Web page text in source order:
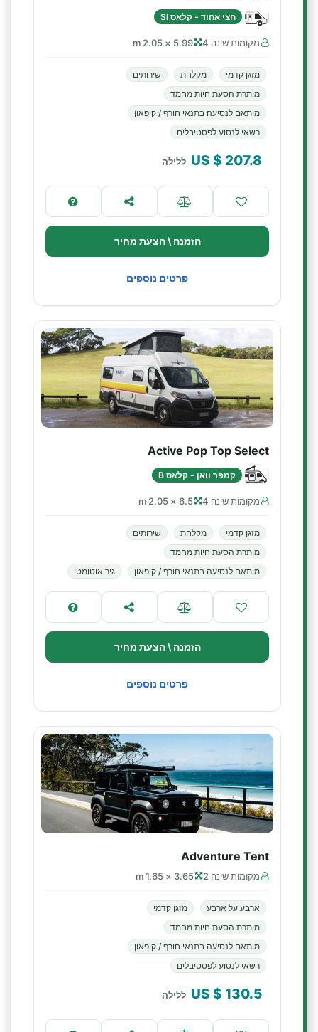
חצי אחוד - קלאס SI
מקומות שינה 4 5.99 × 2.05 m
מזגן קדמי מקלחת
שירותים
מותרת הסעת חיות מחמד
מותאם לנסיעה בתנאי חורף / קיפאון
רשאי לנסוע לפסטיבלים
207.8
$ US ללילה
הזמנה \ הצעת מחיר
פרטים נוספים
Active Pop Top Select
קמפר וואן - קלאס B
מקומות שינה 4 6.5 × 2.05 m
מזגן קדמי מקלחת
שירותים
מותרת הסעת חיות מחמד
מותאם לנסיעה בתנאי חורף / קיפאון
גיר אוטומטי
הזמנה \ הצעת מחיר
פרטים נוספים
Adventure Tent
מקומות שינה 2 3.65 × 1.65 m
ארבע על ארבע
מזגן קדמי
מותרת הסעת חיות מחמד
מותאם לנסיעה בתנאי חורף / קיפאון
רשאי לנסוע לפסטיבלים
130.5
$ US ללילה